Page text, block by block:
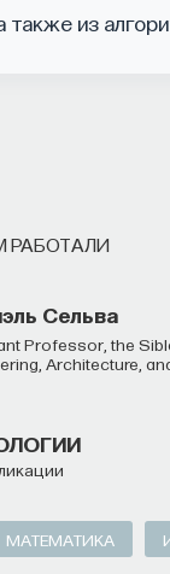
также из
РАБОТАЛИ
Сельва
Architecture,
МАТЕМАТИКА